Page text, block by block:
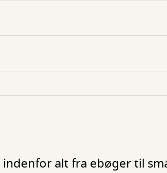
alt fra ebøger til